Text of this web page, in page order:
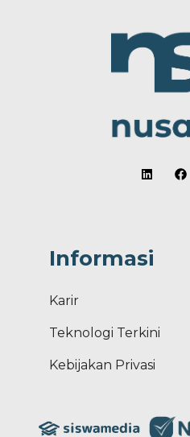
Informasi
Karir
Teknologi Terkini
Kebijakan Privasi